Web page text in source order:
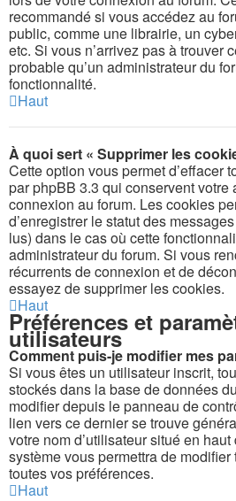
recommandé si vous accédez au
public, comme une librairie, un
etc. Si vous n’arrivez pas à trouver
probable qu’un administrateur du
fonctionnalité.
Haut
À quoi sert « Supprimer les
Cette option vous permet d’effacer
par phpBB 3.3 qui conservent votre
connexion au forum. Les cookies
d’enregistrer le statut des
lus) dans le cas où cette
administrateur du forum. Si vous
récurrents de connexion et de
essayez de supprimer les cookies.
Haut
Préférences et
utilisateurs
Comment puis-je modifier mes
Si vous êtes un utilisateur inscrit,
stockés dans la base de données
modifier depuis le panneau de
lien vers ce dernier se trouve
votre nom d’utilisateur situé en
système vous permettra de
toutes vos préférences.
Haut